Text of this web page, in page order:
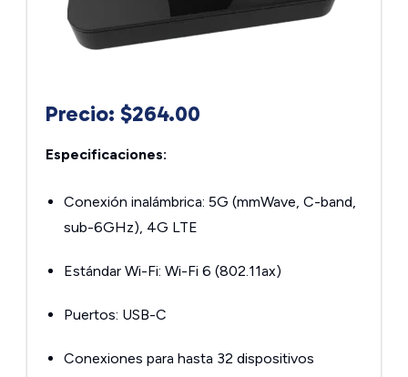
Precio: $264.00
Especificaciones:
Conexión inalámbrica: 5G (mmWave, C-band,
sub-6GHz), 4G LTE
Estándar Wi-Fi: Wi-Fi 6 (802.11ax)
Puertos: USB-C
Conexiones para hasta 32 dispositivos